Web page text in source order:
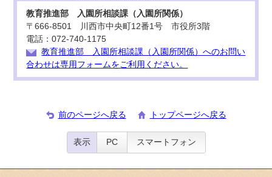
教育推進部 入園所相談課（入園所関係）
〒666-8501 川西市中央町12番1号 市役所3階
電話：072-740-1175
教育推進部 入園所相談課（入園所関係）へのお問い
合わせは専用フォームをご利用ください。
前のページへ戻る トップページへ戻る
表示 PC スマートフォン